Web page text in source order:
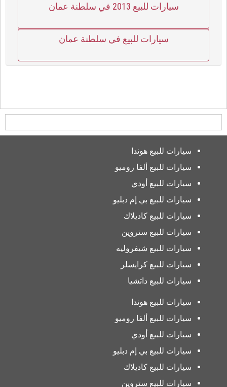
سيارات للبيع 2013 في سلطنة عمان
سيارات للبيع في سلطنة عمان
سيارات للبيع هوندا
سيارات للبيع ألفا روميو
سيارات للبيع أودي
سيارات للبيع بي إم دبليو
سيارات للبيع كاديلاك
سيارات للبيع ستروين
سيارات للبيع شيفروليه
سيارات للبيع كرايسلر
سيارات للبيع داتشيا
سيارات للبيع هوندا
سيارات للبيع ألفا روميو
سيارات للبيع أودي
سيارات للبيع بي إم دبليو
سيارات للبيع كاديلاك
سيارات للبيع ستروين